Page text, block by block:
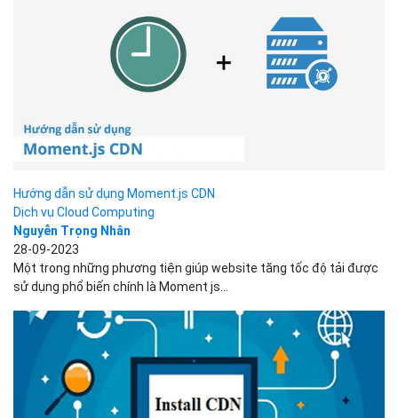
Hướng dẫn sử dụng Moment.js CDN
Dịch vụ Cloud Computing
Nguyễn Trọng Nhân
28-09-2023
Một trong những phương tiện giúp website tăng tốc độ tải được
sử dụng phổ biến chính là Moment js...